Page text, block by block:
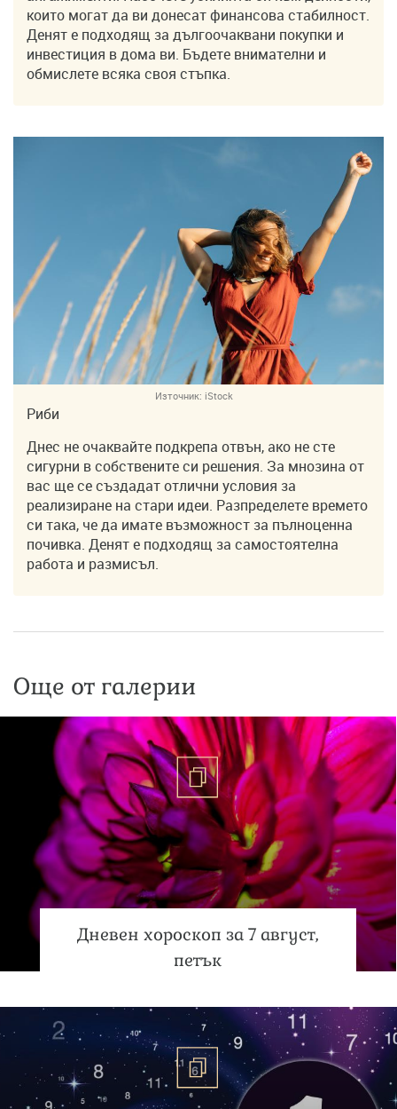
които могат да ви донесат финансова стабилност.
Денят е подходящ за дългоочаквани покупки и
инвестиция в дома ви. Бъдете внимателни и
обмислете всяка своя стъпка.
Източник: iStock
Риби
Днес не очаквайте подкрепа отвън, ако не сте
сигурни в собствените си решения. За мнозина от
вас ще се създадат отлични условия за
реализиране на стари идеи. Разпределете времето
си така, че да имате възможност за пълноценна
почивка. Денят е подходящ за самостоятелна
работа и размисъл.
Още от галерии
Дневен хороскоп за 7 август,
петък